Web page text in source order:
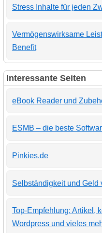
Stress Inhalte für jeden
Vermögenswirksame
Benefit
Interessante Seiten
eBook Reader und
ESMB – die beste
Pinkies.de
Selbständigkeit und Geld
Top-Empfehlung: Artikel,
Wordpress und vieles